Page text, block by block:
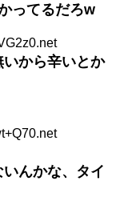
ってるだろw
から辛いとか
んかな、タイ